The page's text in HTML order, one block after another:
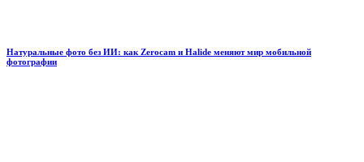
Натуральные фото без ИИ: как Zerocam и Halide меняют мир мобильной
фотографии